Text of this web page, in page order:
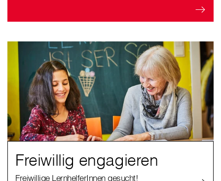
Freiwillig engagieren
Freiwillige LernhelferInnen gesucht!